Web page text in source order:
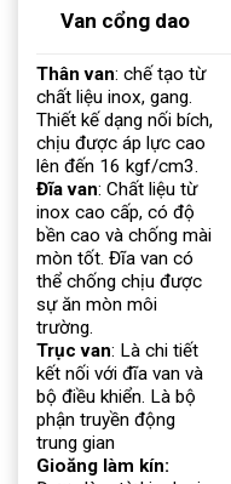
Van cổng dao
Thân van: chế tạo từ
chất liệu inox, gang.
Thiết kế dạng nối bích,
chịu được áp lực cao
lên đến 16 kgf/cm3.
Đĩa van: Chất liệu từ
inox cao cấp, có độ
bền cao và chống mài
mòn tốt. Đĩa van có
thể chống chịu được
sự ăn mòn môi
trường.
Trục van: Là chi tiết
kết nối với đĩa van và
bộ điều khiển. Là bộ
phận truyền động
trung gian
Gioăng làm kín: